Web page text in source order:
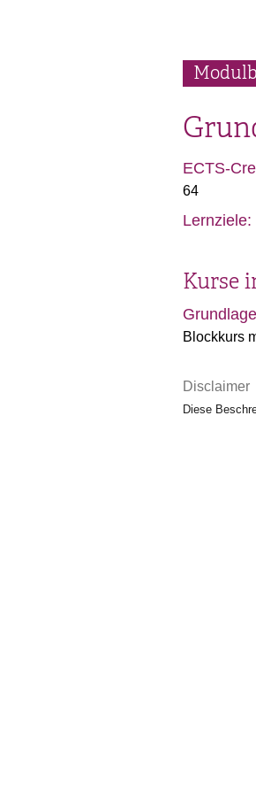
ECTS-
64
Lernziele:
Kurse
Blockkurs
Disclaimer
Diese